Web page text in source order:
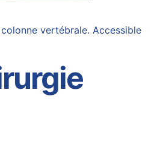
vertébrale. Accessible